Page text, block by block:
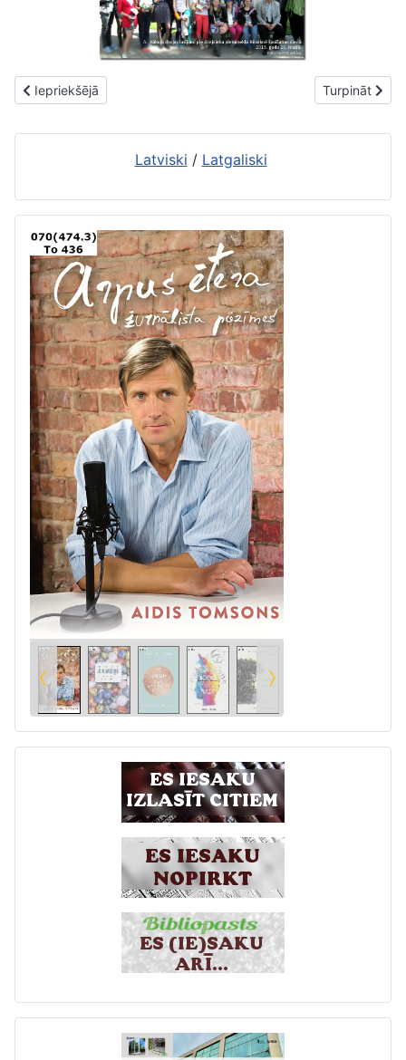
Iepriekšējais raksts: Jānis Klīdzējs – jubilejas izstāde
Iepriekšējā Nākamais
Turpināt
Latviski / Latgaliski